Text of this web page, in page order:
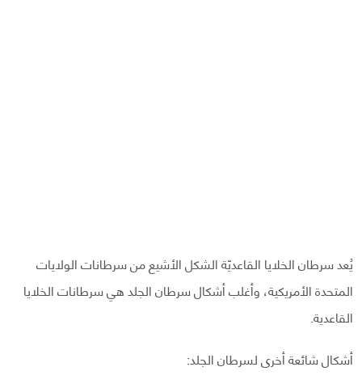
يُعد سرطان الخلايا القاعديّة الشكل الأشيع من سرطانات الولايات
المتحدة الأمريكية، وأغلب أشكال سرطان الجلد هي سرطانات الخلايا
القاعدية.
أشكال شائعة أخرى لسرطان الجلد: